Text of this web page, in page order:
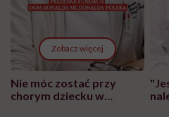
Zobacz więcej
Nie móc zostać przy
chorym dziecku w